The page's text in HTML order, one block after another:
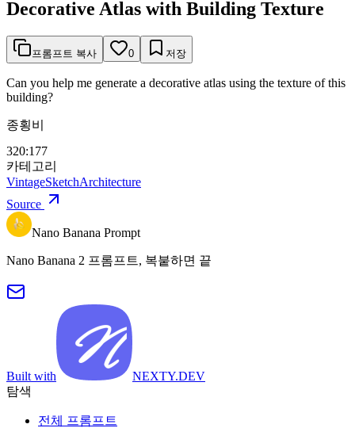
Decorative Atlas with Building Texture
프롬프트 복사 0 저장
Can you help me generate a decorative atlas using the texture of this
building?
종횡비
320:177
카테고리
VintageSketchArchitecture
Source
Nano Banana Prompt
Nano Banana 2 프롬프트, 복붙하면 끝
Built with
NEXTY.DEV
탐색
전체 프롬프트